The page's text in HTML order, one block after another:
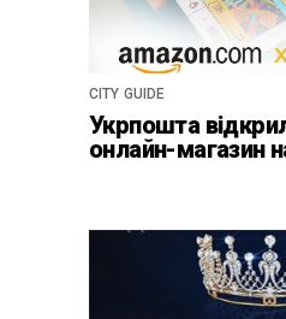
CITY GUIDE
Укрпошта
онлайн-магазин